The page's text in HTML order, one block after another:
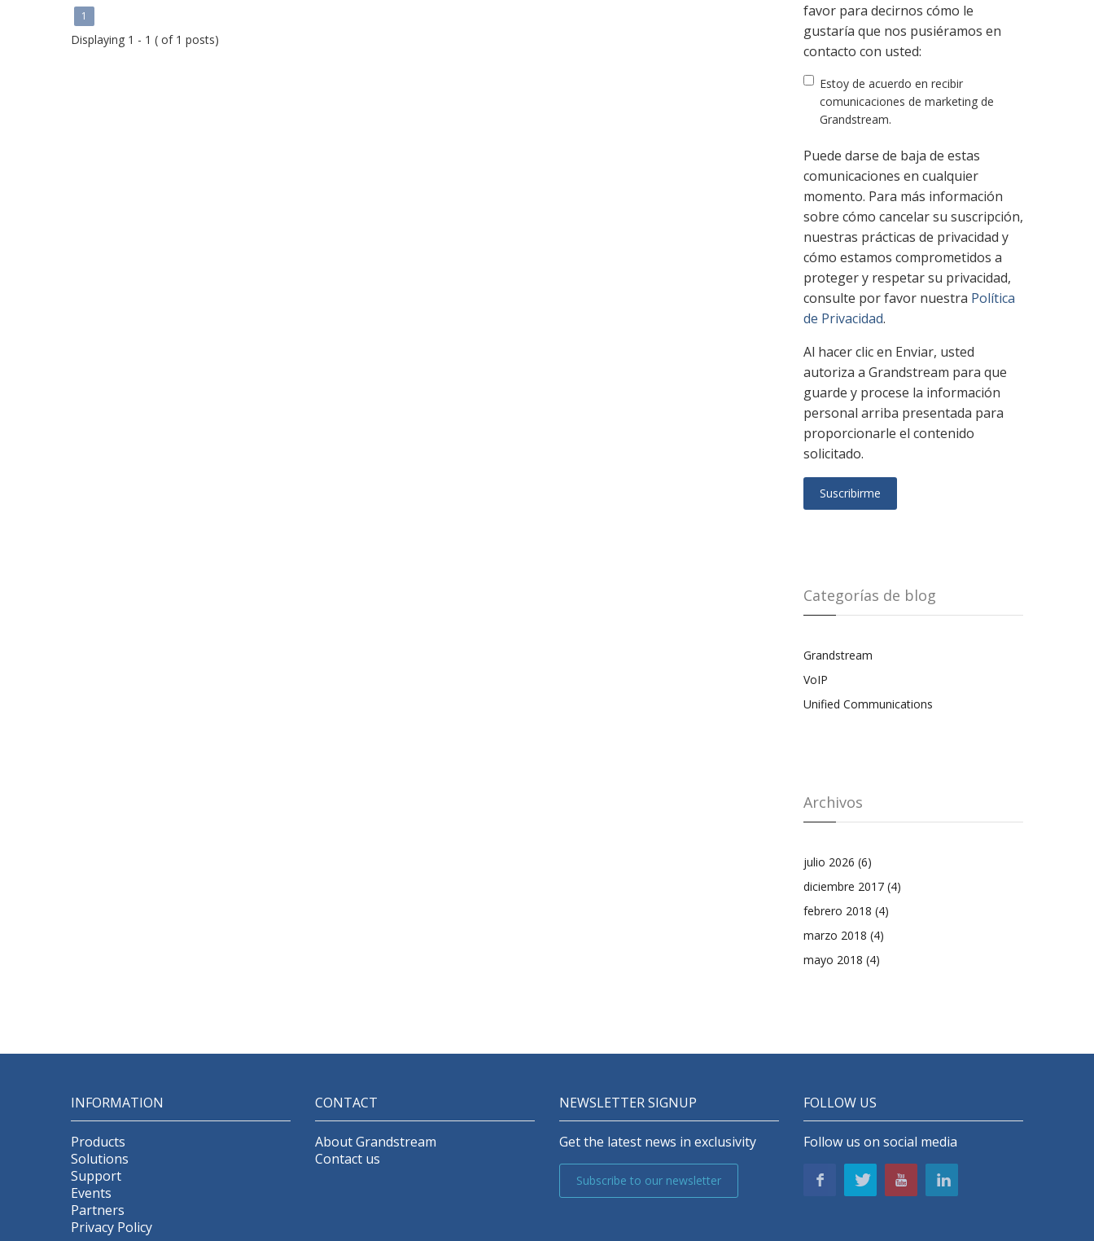
1
Displaying 1 - 1 ( of 1 posts)
favor para decirnos cómo le
gustaría que nos pusiéramos en
contacto con usted:
Estoy de acuerdo en recibir
comunicaciones de marketing de
Grandstream.
Puede darse de baja de estas
comunicaciones en cualquier
momento. Para más información
sobre cómo cancelar su suscripción,
nuestras prácticas de privacidad y
cómo estamos comprometidos a
proteger y respetar su privacidad,
consulte por favor nuestra Política
de Privacidad.
Al hacer clic en Enviar, usted
autoriza a Grandstream para que
guarde y procese la información
personal arriba presentada para
proporcionarle el contenido
solicitado.
Categorías de blog
Grandstream
VoIP
Unified Communications
Archivos
julio 2026 (6)
diciembre 2017 (4)
febrero 2018 (4)
marzo 2018 (4)
mayo 2018 (4)
INFORMATION
Products
Solutions
Support
Events
Partners
Privacy Policy
CONTACT
About Grandstream
Contact us
NEWSLETTER SIGNUP
Get the latest news in exclusivity
Subscribe to our newsletter
FOLLOW US
Follow us on social media